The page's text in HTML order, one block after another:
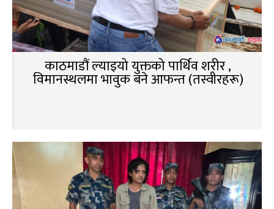
काठमाडौं ल्याइयो युक्तको पार्थिव शरीर ,
विमानस्थलमा भावुक बने आफन्त (तस्वीरहरू)